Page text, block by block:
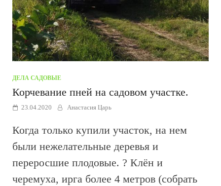
ДЕЛА САДОВЫЕ
Корчевание пней на садовом участке.
23.04.2020 Анастасия Царь
Когда только купили участок, на нем
были нежелательные деревья и
переросшие плодовые. ? Клён и
черемуха, ирга более 4 метров (собрать